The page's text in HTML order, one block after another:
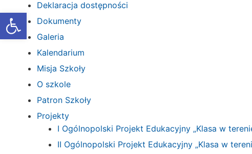
Otwórz pasek narzędzi
Deklaracja dostępności
Dokumenty
Galeria
Kalendarium
Misja Szkoły
O szkole
Patron Szkoły
Projekty
I Ogólnopolski Projekt Edukacyjny „Klasa w
II Ogólnopolski Projekt Edukacyjny „Klasa w